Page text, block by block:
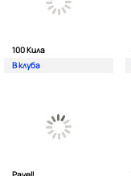
100 Кила
В клуба